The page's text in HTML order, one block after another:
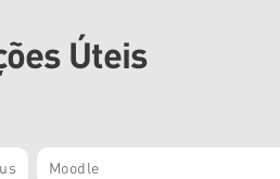
Úteis
Moodle